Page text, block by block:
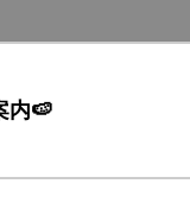
内🍉